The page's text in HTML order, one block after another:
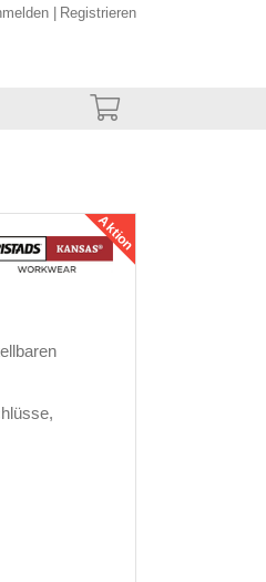
Registrieren
Aktion